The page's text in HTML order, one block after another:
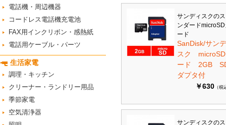
電話機・周辺機器
コードレス電話機充電池
FAX用インクリボン・感熱紙
電話用ケーブル・パーツ
生活家電
調理・キッチン
クリーナー・ランドリー用品
季節家電
空気清浄器
サンディスクの
ンダード
ード
SanDisk/サン
スク
ード 2GB
ダプタ付
￥630 （税
サンディスクの